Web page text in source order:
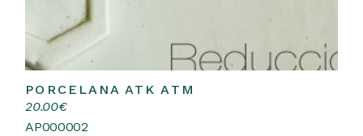
Añadir al carrito
PORCELANA ATK ATM
20.00€
AP000002